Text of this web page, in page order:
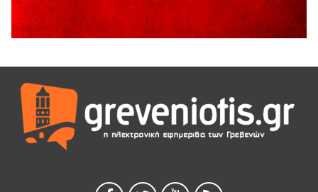
Θερινό Σινεμά στο πλαίσιο του «Πολιτιστικού
Καλοκαιριού 2026» με την βραβευμένη ταινία «Μικρές
Ανάσες».
Γρεβενά: Συνελήφθη 18χρονος αλλοδαπός, για κλοπή
εξοπλισμού γυμναστηρίου
5 Αυγούστου 2026
ΑΗ ΛΑΟΣ | 5 Αυγούστου | Υπαίθριο Θέατρο “Καστράκι”,
Γρεβενά
5 Αυγούστου 2026